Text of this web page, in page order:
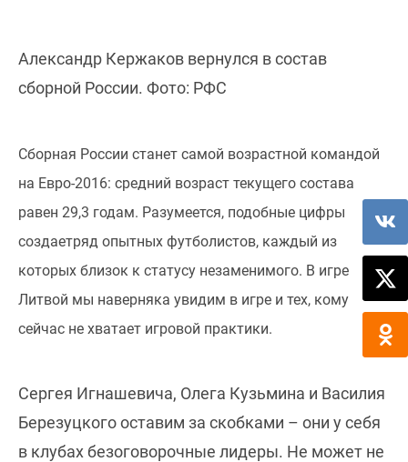
Александр Кержаков вернулся в состав
сборной России. Фото: РФС
Сборная России станет самой возрастной командой
на Евро-2016: средний возраст текущего состава
равен 29,3 годам. Разумеется, подобные цифры
создаетряд опытных футболистов, каждый из
которых близок к статусу незаменимого. В игре
Литвой мы наверняка увидим в игре и тех, кому
сейчас не хватает игровой практики.
Сергея Игнашевича, Олега Кузьмина и Василия
Березуцкого оставим за скобками – они у себя
в клубах безоговорочные лидеры. Не может не